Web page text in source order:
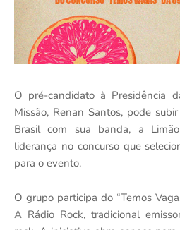
O pré-candidato à Presidência
Missão, Renan Santos, pode
Brasil com sua banda, a
liderança no concurso que
para o evento.
O grupo participa do “Temos
A Rádio Rock, tradicional